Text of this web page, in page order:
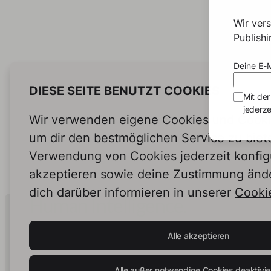
die
durch
vorhersagen.
die
DIESE SEITE BENUTZT COOKIES
Wir verwenden eigene Cookies und
um dir den bestmöglichen Service zu
Verwendung von Cookies jederzeit
akzeptieren sowie deine Zustimmung
dich darüber informieren in unserer
Alle akzeptieren
Human Intelligence.
In Print.
Wir
Deine E-
Mit